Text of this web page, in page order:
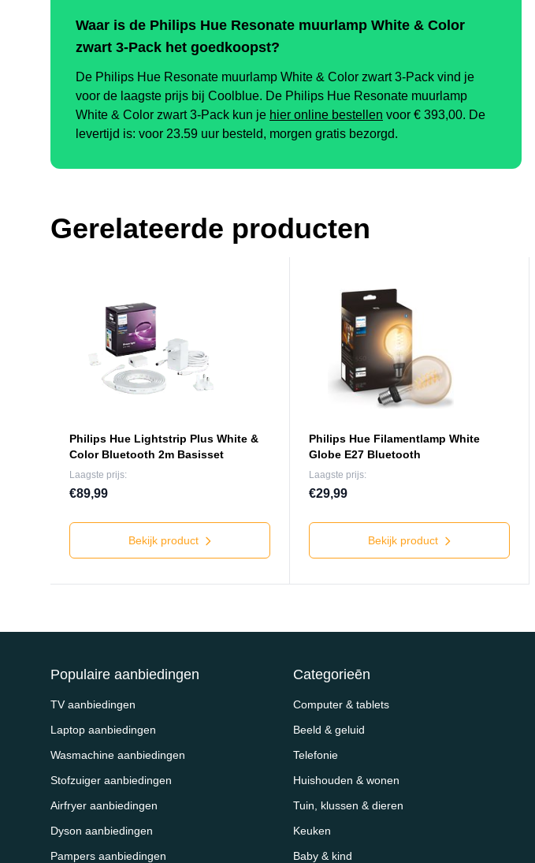
Waar is de Philips Hue Resonate muurlamp White & Color
zwart 3-Pack het goedkoopst?
De Philips Hue Resonate muurlamp White & Color zwart 3-Pack vind je
voor de laagste prijs bij Coolblue. De Philips Hue Resonate muurlamp
White & Color zwart 3-Pack kun je hier online bestellen voor € 393,00. De
levertijd is: voor 23.59 uur besteld, morgen gratis bezorgd.
Gerelateerde producten
Philips Hue Lightstrip Plus White &
Color Bluetooth 2m Basisset
Laagste prijs:
€89,99
Bekijk product
Philips Hue Filamentlamp White
Globe E27 Bluetooth
Laagste prijs:
€29,99
Bekijk product
Populaire aanbiedingen
TV aanbiedingen
Laptop aanbiedingen
Wasmachine aanbiedingen
Stofzuiger aanbiedingen
Airfryer aanbiedingen
Dyson aanbiedingen
Pampers aanbiedingen
Categorieēn
Computer & tablets
Beeld & geluid
Telefonie
Huishouden & wonen
Tuin, klussen & dieren
Keuken
Baby & kind